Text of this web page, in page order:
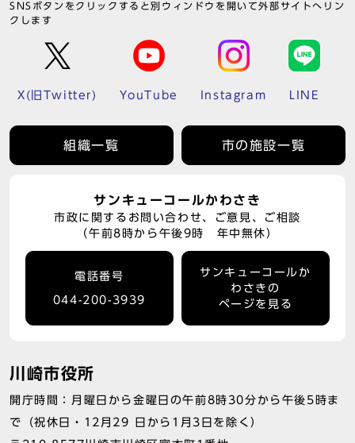
SNSボタンをクリックすると別ウィンドウを開いて外部サイトへリン
クします
X(旧Twitter) YouTube Instagram LINE
組織一覧 市の施設一覧
サンキューコールかわさき
市政に関するお問い合わせ、ご意見、ご相談
（午前8時から午後9時 年中無休）
電話番号
044-200-3939
サンキューコールか
わさきの
ページを見る
川崎市役所
開庁時間：月曜日から金曜日の午前8時30分から午後5時ま
で（祝休日・12月29 日から1月3日を除く）